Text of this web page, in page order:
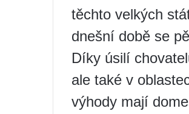
těchto velkých
dnešní době se
Díky úsilí
ale také v
výhody mají